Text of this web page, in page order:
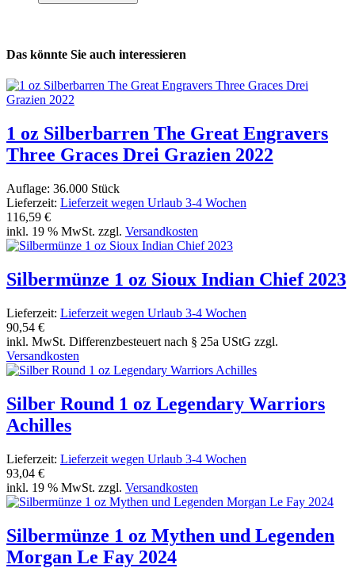
Das könnte Sie auch interessieren
1 oz Silberbarren The Great Engravers
Three Graces Drei Grazien 2022
Auflage: 36.000 Stück
Lieferzeit: Lieferzeit wegen Urlaub 3-4 Wochen
116,59 €
inkl. 19 % MwSt. zzgl. Versandkosten
Silbermünze 1 oz Sioux Indian Chief 2023
Lieferzeit: Lieferzeit wegen Urlaub 3-4 Wochen
90,54 €
inkl. MwSt. Differenzbesteuert nach § 25a UStG zzgl.
Versandkosten
Silber Round 1 oz Legendary Warriors
Achilles
Lieferzeit: Lieferzeit wegen Urlaub 3-4 Wochen
93,04 €
inkl. 19 % MwSt. zzgl. Versandkosten
Silbermünze 1 oz Mythen und Legenden
Morgan Le Fay 2024